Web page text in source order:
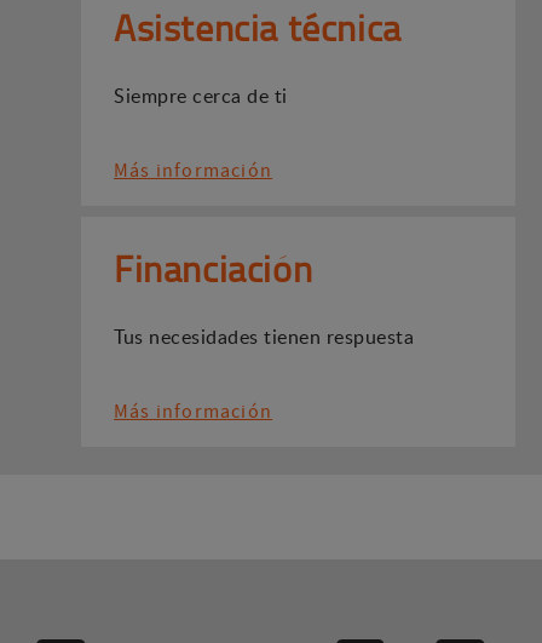
Asistencia técnica
Siempre cerca de ti
Más información
Financiación
Tus necesidades tienen respuesta
Más información